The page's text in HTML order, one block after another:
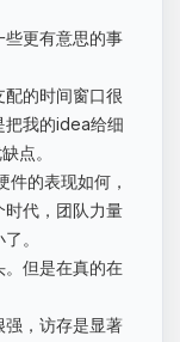
些更有意思的事
的时间窗口很
把我的idea给细
点。
的表现如何，
时代，团队力量
。
。但是在真的在
强，访存是显著